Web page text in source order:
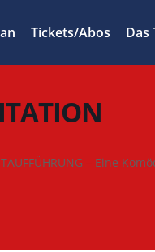
Tickets/Abos Das
– Eine